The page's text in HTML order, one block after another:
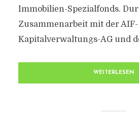
Immobilien-Spezialfonds.
Zusammenarbeit mit der AIF-
Kapitalverwaltungs-AG und
WEITERLESEN